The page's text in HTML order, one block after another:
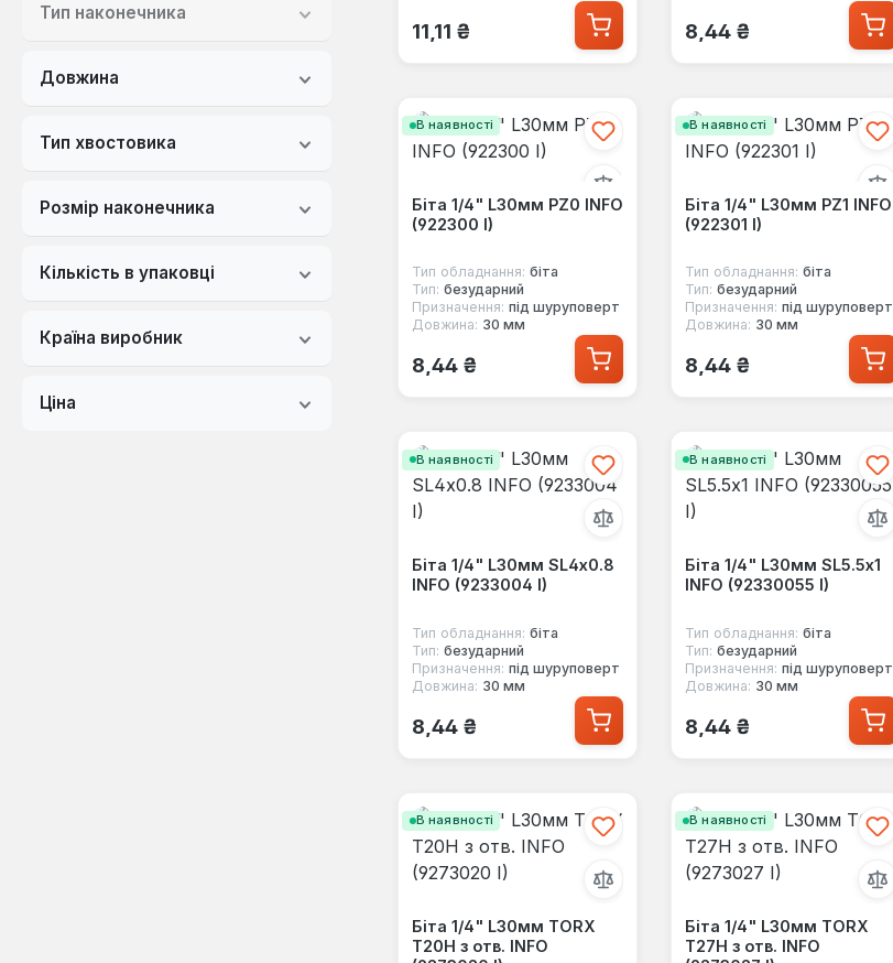
Тип наконечника
Довжина
Тип хвостовика
Розмір наконечника
Кількість в упаковці
Країна виробник
Ціна
Звичайна ціна:
11,11 ₴ Звичайна ціна:
8,44 ₴
В наявності
Біта 1/4" L30мм PZ0 INFO
(922300 I)
Тип обладнання: біта
Тип: безударний
Призначення: під шуруповерт
Довжина: 30 мм
Звичайна ціна:
8,44 ₴
В наявності
Біта 1/4" L30мм PZ1 INFO
(922301 I)
Тип обладнання: біта
Тип: безударний
Призначення: під шуруповерт
Довжина: 30 мм
Звичайна ціна:
8,44 ₴
В наявності
Біта 1/4" L30мм SL4x0.8
INFO (9233004 I)
Тип обладнання: біта
Тип: безударний
Призначення: під шуруповерт
Довжина: 30 мм
Звичайна ціна:
8,44 ₴
В наявності
Біта 1/4" L30мм SL5.5x1
INFO (92330055 I)
Тип обладнання: біта
Тип: безударний
Призначення: під шуруповерт
Довжина: 30 мм
Звичайна ціна:
8,44 ₴
В наявності
Біта 1/4" L30мм TORX
T20H з отв. INFO
В наявності
Біта 1/4" L30мм TORX
T27H з отв. INFO